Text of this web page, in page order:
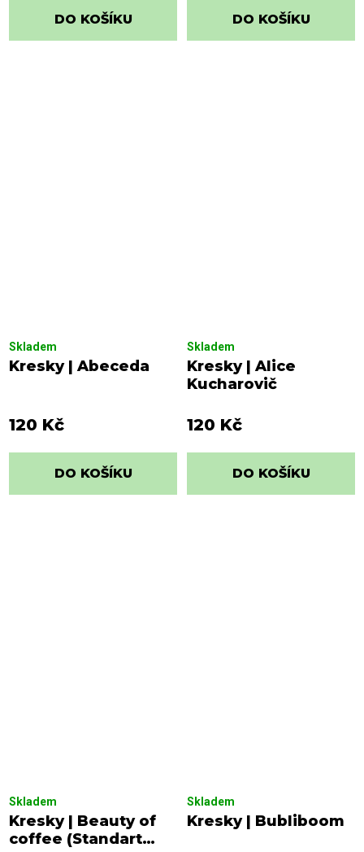
DO KOŠÍKU DO KOŠÍKU
Kresky | Abeceda
Skladem
120 Kč
DO KOŠÍKU
Kresky | Alice
Kucharovič
Skladem
120 Kč
DO KOŠÍKU
Kresky | Beauty of
coffee (Standart
Skladem
Kresky | Bubliboom
Skladem